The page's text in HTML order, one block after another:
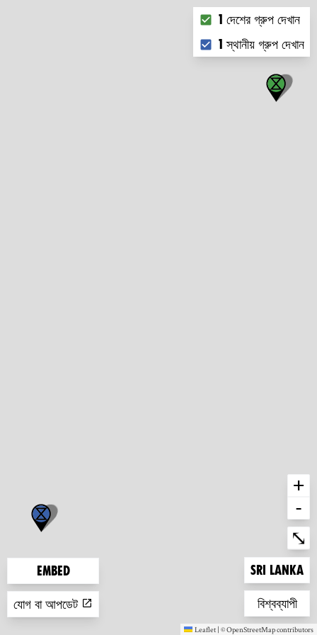
Choose what you
1 দেশের গ্রুপ দেখান
1 স্থানীয় গ্রুপ দেখান
Embed
যোগ বা আপডেট
+
-
⤡
Zoom to
Sri Lanka
Zoom to
বিশ্বব্যাপী
Leaflet | ©OpenStreetMapcontributors